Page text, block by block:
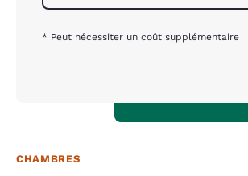
* Peut nécessiter un coût supplémentaire
CHAMBRES